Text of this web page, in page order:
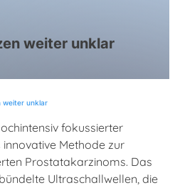
weiter unklar
weiter unklar
fokussierter
Methode zur
Prostatakarzinoms. Das
Ultraschallwellen, die